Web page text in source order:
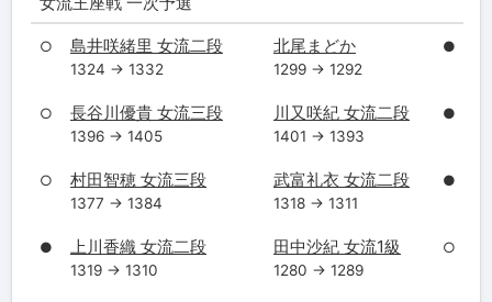
○ 島井咲緒里 女流二段
1324 → 1332
北尾まどか
1299 → 1292
●
○ 長谷川優貴 女流三段
1396 → 1405
川又咲紀 女流二段
1401 → 1393
●
○ 村田智穂 女流三段
1377 → 1384
武富礼衣 女流二段
1318 → 1311
●
● 上川香織 女流二段
1319 → 1310
田中沙紀 女流1級
1280 → 1289
○